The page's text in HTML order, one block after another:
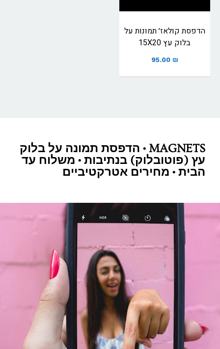
הדפסת קולאז׳ תמונות על
בלוק עץ 15X20
95.00 ₪
MAGNETS • הדפסת תמונה על בלוק
עץ (פוטובלוק) בנתיבות • משלוח עד
הבית • מחירים אטרקטיביים